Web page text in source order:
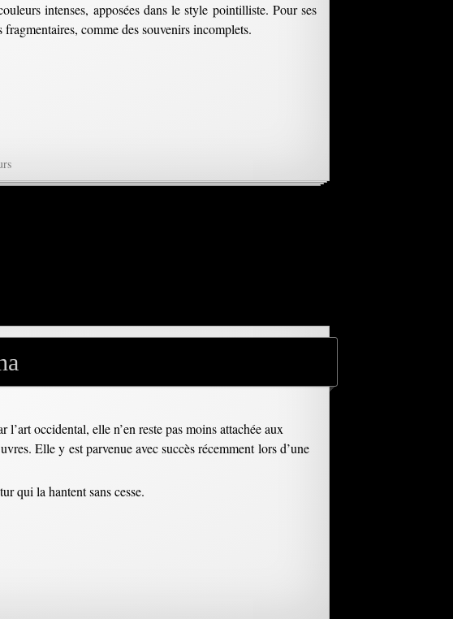
intenses, apposées dans le style pointilliste. Pour ses
comme des souvenirs incomplets.
occidental, elle n’en reste pas moins attachée aux
Elle y est parvenue avec succès récemment lors d’une
qui la hantent sans cesse.